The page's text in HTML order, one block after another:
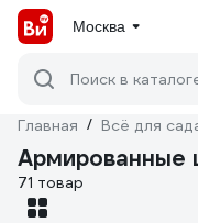
Москва
Поиск в
Главная / Всё для
Армированные
71 товар